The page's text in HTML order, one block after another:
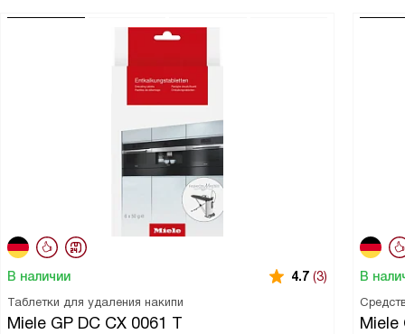
В наличии 4.7 (3)
Таблетки для удаления накипи
Miele GP DC CX 0061 T
В
Miele